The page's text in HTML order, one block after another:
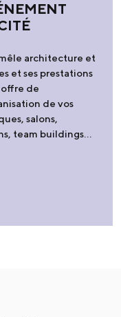
architecture et
et ses prestations
de
de vos
salons,
team buildings…